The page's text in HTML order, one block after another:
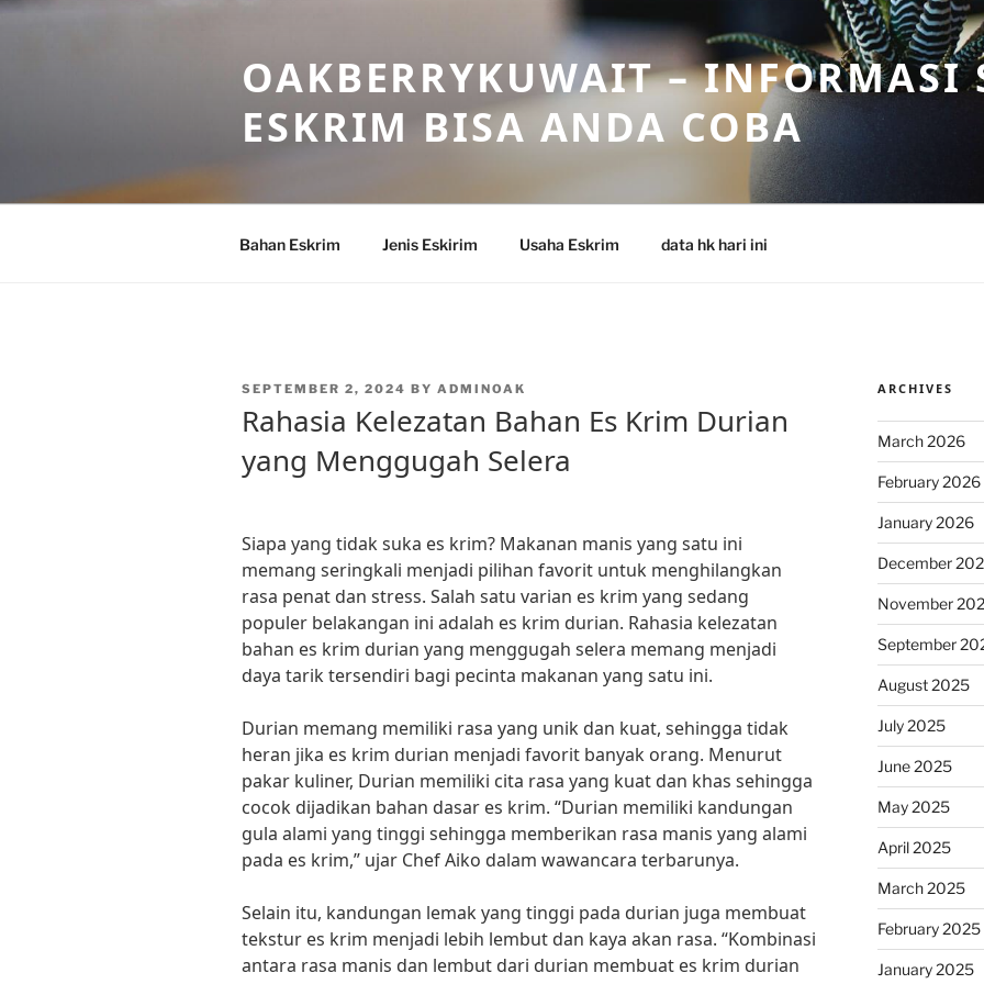
Skip
OAKBERRYKUWAIT – INFORMASI
ESKRIM BISA ANDA COBA
Bahan Eskrim Jenis Eskirim Usaha Eskrim data hk hari ini
POSTED
SEPTEMBER 2, 2024 BY ADMINOAK
Rahasia Kelezatan Bahan Es Krim Durian
yang Menggugah Selera
Siapa yang tidak suka es krim? Makanan manis yang satu ini
memang seringkali menjadi pilihan favorit untuk menghilangkan
rasa penat dan stress. Salah satu varian es krim yang sedang
populer belakangan ini adalah es krim durian. Rahasia kelezatan
bahan es krim durian yang menggugah selera memang menjadi
daya tarik tersendiri bagi pecinta makanan yang satu ini.
Durian memang memiliki rasa yang unik dan kuat, sehingga tidak
heran jika es krim durian menjadi favorit banyak orang. Menurut
pakar kuliner, Durian memiliki cita rasa yang kuat dan khas sehingga
cocok dijadikan bahan dasar es krim. “Durian memiliki kandungan
gula alami yang tinggi sehingga memberikan rasa manis yang alami
pada es krim,” ujar Chef Aiko dalam wawancara terbarunya.
Selain itu, kandungan lemak yang tinggi pada durian juga membuat
tekstur es krim menjadi lebih lembut dan kaya akan rasa. “Kombinasi
antara rasa manis dan lembut dari durian membuat es krim durian
ARCHIVES
March 2026
February 2026
January 2026
December
November
September
August 2025
July 2025
June 2025
May 2025
April 2025
March 2025
February 2025
January 2025